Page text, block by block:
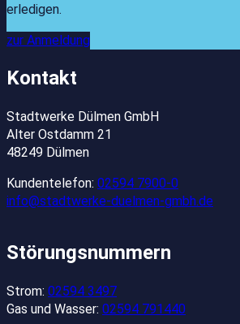
erledigen.
zur Anmeldung
Kontakt
Stadtwerke Dülmen GmbH
Alter Ostdamm 21
48249 Dülmen
Kundentelefon: 02594 7900-0
info@stadtwerke-duelmen-gmbh.de
Störungsnummern
Strom: 02594 3497
Gas und Wasser: 02594 791440